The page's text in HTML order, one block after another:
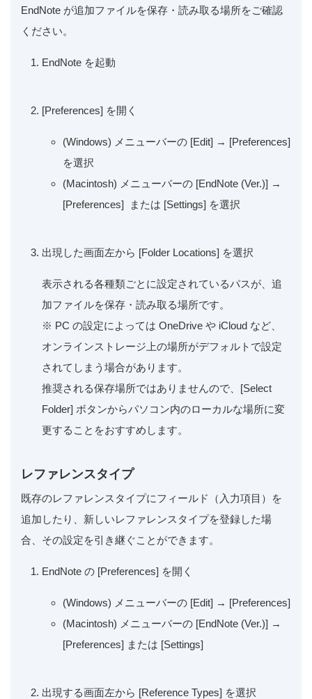
EndNote が追加ファイルを保存・読み取る場所をご確認
ください。
EndNote を起動
[Preferences] を開く
(Windows) メニューバーの [Edit] → [Preferences]
を選択
(Macintosh) メニューバーの [EndNote (Ver.)] →
[Preferences] または [Settings] を選択
出現した画面左から [Folder Locations] を選択
表示される各種類ごとに設定されているパスが、追
加ファイルを保存・読み取る場所です。
※ PC の設定によっては OneDrive や iCloud など、
オンラインストレージ上の場所がデフォルトで設定
されてしまう場合があります。
推奨される保存場所ではありませんので、[Select
Folder] ボタンからパソコン内のローカルな場所に変
更することをおすすめします。
レファレンスタイプ
既存のレファレンスタイプにフィールド（入力項目）を
追加したり、新しいレファレンスタイプを登録した場
合、その設定を引き継ぐことができます。
EndNote の [Preferences] を開く
(Windows) メニューバーの [Edit] → [Preferences]
(Macintosh) メニューバーの [EndNote (Ver.)] →
[Preferences] または [Settings]
出現する画面左から [Reference Types] を選択